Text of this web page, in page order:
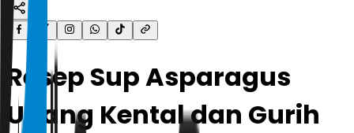
Resep Sup Asparagus
Udang Kental dan Gurih